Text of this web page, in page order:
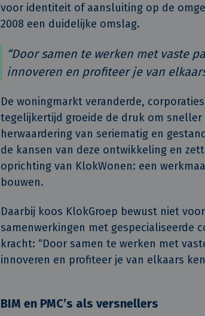
voor identiteit of aansluiting op de
2008 een duidelijke omslag.
“Door samen te werken met vaste
innoveren en profiteer je van
De woningmarkt veranderde,
tegelijkertijd groeide de druk om
herwaardering van seriematig en
de kansen van deze ontwikkeling en
oprichting van KlokWonen: een
bouwen.
Daarbij koos KlokGroep bewust niet
samenwerkingen met gespecialiseerde
kracht: “Door samen te werken met
innoveren en profiteer je van elkaars
BIM en PMC’s als versnellers